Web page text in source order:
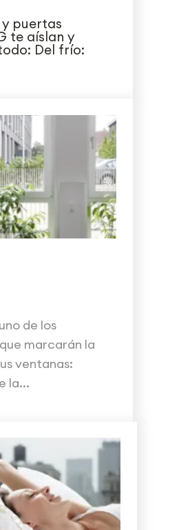
puertas
te aíslan y
Del frío:
de los
marcarán la
ventanas:
la...